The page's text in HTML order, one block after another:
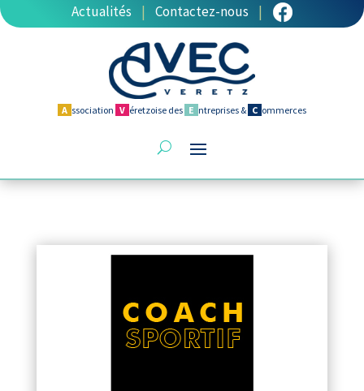
Actualités | Contactez-nous |
A ssociation V éretzoise des E ntreprises & C ommerces